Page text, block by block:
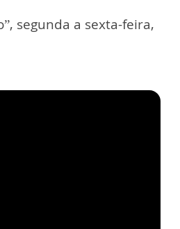
segunda a sexta-feira,